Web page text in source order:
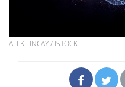
ALI KILINCAY / ISTOCK